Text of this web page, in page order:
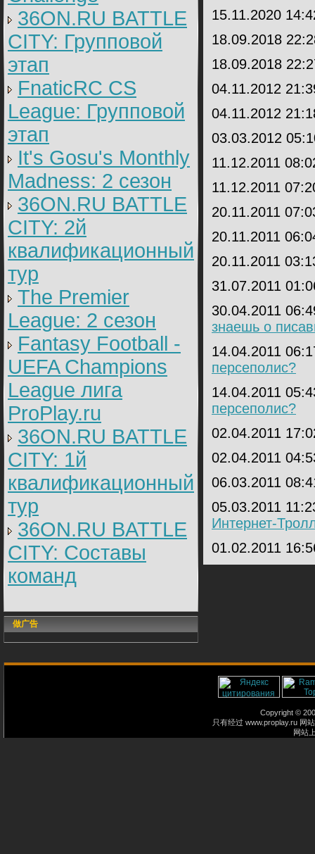
36ON.RU BATTLE
CITY: Групповой
этап
FnaticRC CS
League: Групповой
этап
It's Gosu's Monthly
Madness: 2 сезон
36ON.RU BATTLE
CITY: 2й
квалификационный
тур
The Premier
League: 2 cезон
Fantasy Football -
UEFA Champions
League лига
ProPlay.ru
36ON.RU BATTLE
CITY: 1й
квалификационный
тур
36ON.RU BATTLE
CITY: Составы
команд
做广告
15.11.2020
18.09.2018
18.09.2018
04.11.2012
04.11.2012
03.03.2012
11.12.2011
11.12.2011
20.11.2011
20.11.2011
20.11.2011
31.07.2011
30.04.2011
знаешь о
14.04.2011
персеполис?
14.04.2011
персеполис?
02.04.2011
02.04.2011
06.03.2011
05.03.2011
Интернет-
01.02.2011
Copyright ©
只有经过 www.proplay.ru 网
网站